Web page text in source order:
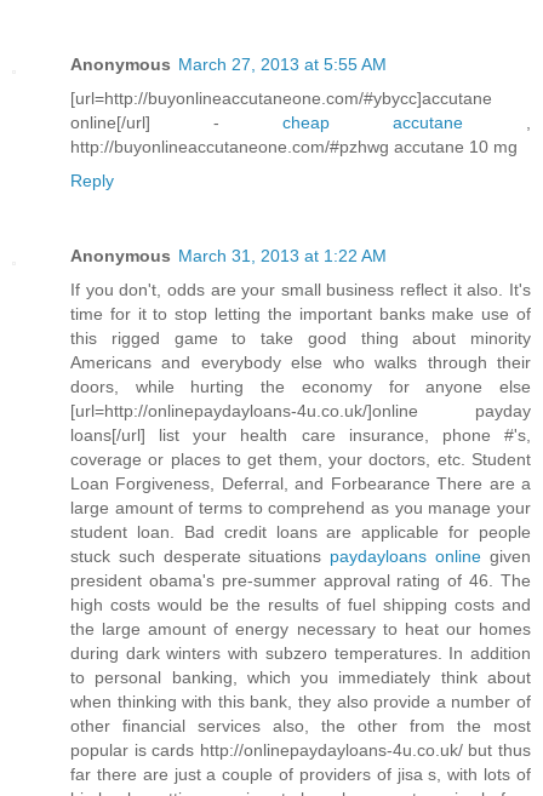
Anonymous March 27, 2013 at 5:55 AM
[url=http://buyonlineaccutaneone.com/#ybycc]accutane
online[/url] - cheap accutane
http://buyonlineaccutaneone.com/#pzhwg accutane 10 mg
Reply
Anonymous March 31, 2013 at 1:22 AM
If you don't, odds are your small business reflect it also. It's
time for it to stop letting the important banks make use of
this rigged game to take good thing about minority
Americans and everybody else who walks through their
doors, while hurting the economy for anyone else
[url=http://onlinepaydayloans-4u.co.uk/]online payday
loans[/url] list your health care insurance, phone #'s,
coverage or places to get them, your doctors, etc. Student
Loan Forgiveness, Deferral, and Forbearance There are a
large amount of terms to comprehend as you manage your
student loan. Bad credit loans are applicable for people
stuck such desperate situations paydayloans online given
president obama's pre-summer approval rating of 46. The
high costs would be the results of fuel shipping costs and
the large amount of energy necessary to heat our homes
during dark winters with subzero temperatures. In addition
to personal banking, which you immediately think about
when thinking with this bank, they also provide a number of
other financial services also, the other from the most
popular is cards http://onlinepaydayloans-4u.co.uk/ but thus
far there are just a couple of providers of jisa s, with lots of